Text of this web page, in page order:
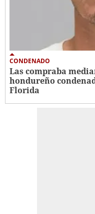
CONDENADO
Las compraba
hondureño
Florida